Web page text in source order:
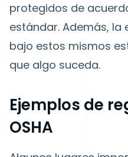
protegidos de
estándar. Además,
bajo estos mismos
que algo suceda.
Ejemplos de
OSHA